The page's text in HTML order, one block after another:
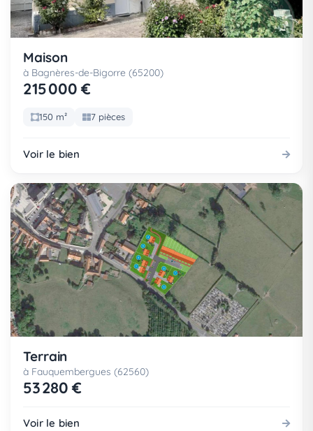
Maison
à Bagnères-de-Bigorre (65200)
215 000 €
150 m² 7 pièces
Voir le bien
Terrain
à Fauquembergues (62560)
53 280 €
Voir le bien